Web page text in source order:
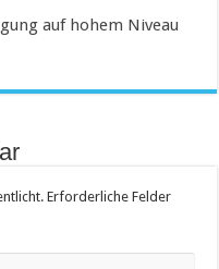
auf hohem Niveau
Erforderliche Felder